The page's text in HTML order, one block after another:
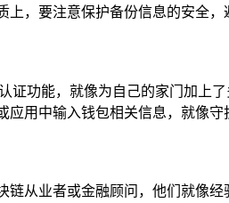
，要注意保护备份信息的安全，
功能，就像为自己的家门加上
用中输入钱包相关信息，就像守
从业者或金融顾问，他们就像